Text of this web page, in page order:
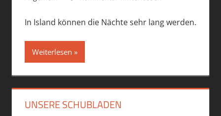
In Island können die Nächte sehr lang werden.
Weiterlesen
UNSERE SCHUBLADEN